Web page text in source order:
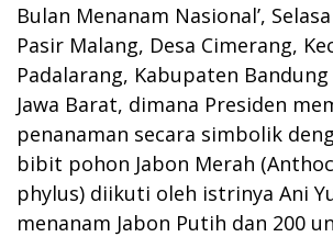
Bulan Menanam Nasional’,
Pasir Malang, Desa Cimerang,
Padalarang, Kabupaten
Jawa Barat, dimana Presiden
penanaman secara simbolik
bibit pohon Jabon Merah
phylus) diikuti oleh istrinya Ani
menanam Jabon Putih dan 200